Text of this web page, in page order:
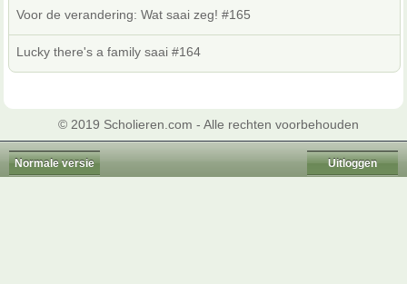
Voor de verandering: Wat saai zeg! #165
Lucky there's a family saai #164
© 2019 Scholieren.com - Alle rechten voorbehouden
Normale versie Uitloggen